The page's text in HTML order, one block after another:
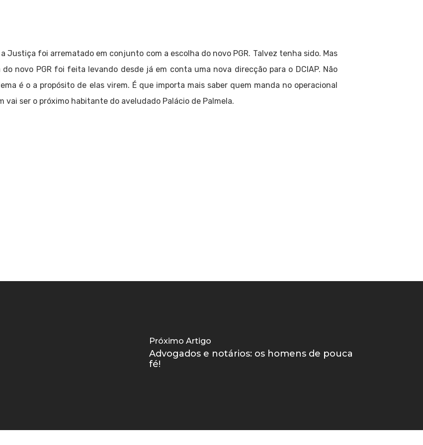
Justiça foi arrematado em conjunto com a escolha do novo PGR. Talvez tenha sido. Mas
novo PGR foi feita levando desde já em conta uma nova direcção para o DCIAP. Não
é o a propósito de elas virem. É que importa mais saber quem manda no operacional
ser o próximo habitante do aveludado Palácio de Palmela.
Próximo Artigo
Advogados e notários: os homens de pouca
fé!